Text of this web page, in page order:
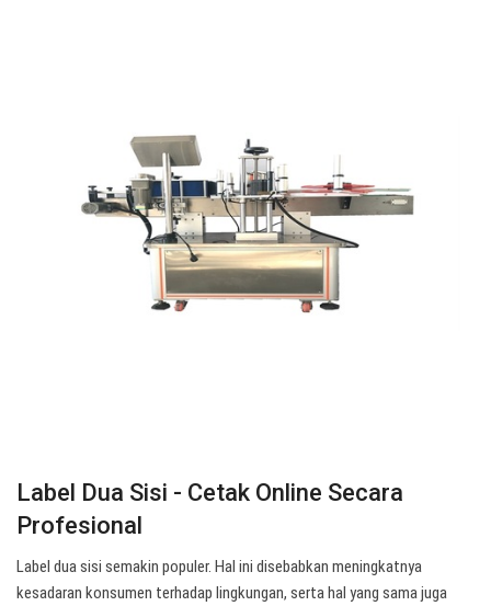
Label Dua Sisi - Cetak Online Secara
Profesional
Label dua sisi semakin populer. Hal ini disebabkan meningkatnya
kesadaran konsumen terhadap lingkungan, serta hal yang sama juga